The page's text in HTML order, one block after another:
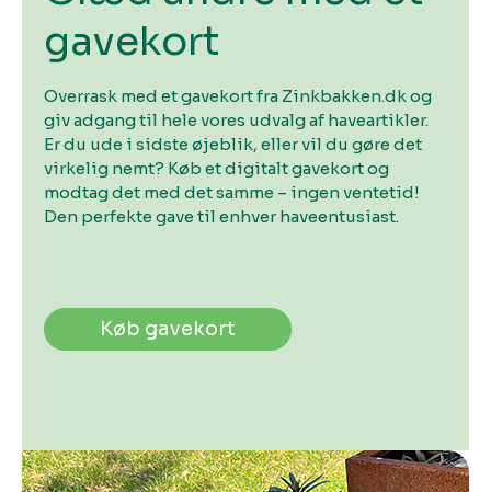
gavekort
Overrask med et gavekort fra Zinkbakken.dk og
giv adgang til hele vores udvalg af haveartikler.
Er du ude i sidste øjeblik, eller vil du gøre det
virkelig nemt? Køb et digitalt gavekort og
modtag det med det samme – ingen ventetid!
Den perfekte gave til enhver haveentusiast.
Køb gavekort